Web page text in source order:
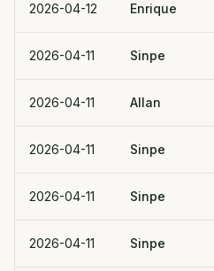
2026-04-12 Enrique
2026-04-11 Sinpe
2026-04-11 Allan
2026-04-11 Sinpe
2026-04-11 Sinpe
2026-04-11 Sinpe